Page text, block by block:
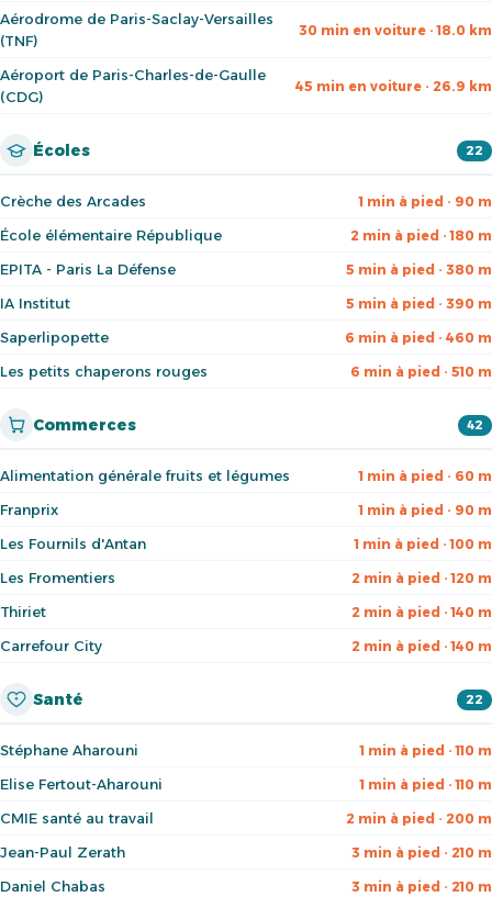
Aérodrome de Paris-Saclay-Versailles
(TNF)
30 min en voiture · 18.0 km
Aéroport de Paris-Charles-de-Gaulle
(CDG)
45 min en voiture · 26.9 km
Écoles 22
Crèche des Arcades 1 min à pied · 90 m
École élémentaire République 2 min à pied · 180 m
EPITA - Paris La Défense 5 min à pied · 380 m
IA Institut 5 min à pied · 390 m
Saperlipopette 6 min à pied · 460 m
Les petits chaperons rouges 6 min à pied · 510 m
Commerces 42
Alimentation générale fruits et légumes 1 min à pied · 60 m
Franprix 1 min à pied · 90 m
Les Fournils d'Antan 1 min à pied · 100 m
Les Fromentiers 2 min à pied · 120 m
Thiriet 2 min à pied · 140 m
Carrefour City 2 min à pied · 140 m
Santé 22
Stéphane Aharouni 1 min à pied · 110 m
Elise Fertout-Aharouni 1 min à pied · 110 m
CMIE santé au travail 2 min à pied · 200 m
Jean-Paul Zerath 3 min à pied · 210 m
Daniel Chabas 3 min à pied · 210 m